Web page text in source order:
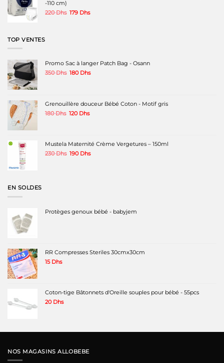
-110 cm)
220Dhs Le
179 DhsLe
TOP VENTES
Promo Sac à langer Patch Bag - Osann
350Dhs Le
350 Dhs.
180 DhsLe
180 Dhs.
Grenouillère douceur Bébé Coton - Motif gris
180Dhs Le
180 Dhs.
120 DhsLe
120 Dhs.
Mustela Maternité Crème Vergetures – 150ml
230Dhs Le
190 DhsLe
EN SOLDES
Protèges genoux bébé - babyjem
RR Compresses Steriles 30cmx30cm
15 Dhs
Coton-tige Bâtonnets d'Oreille souples pour bébé - 55pcs
20 Dhs
NOS MAGASINS ALLOBEBE